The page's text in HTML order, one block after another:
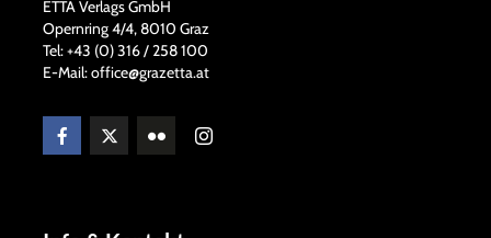
ETTA Verlags GmbH
Opernring 4/4, 8010 Graz
Tel: +43 (0) 316 / 258 100
E-Mail: office@grazetta.at